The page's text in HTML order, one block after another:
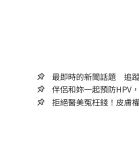
最即時的新聞話題 追
伴侶和妳一起預防HPV
拒絕醫美冤枉錢！皮膚